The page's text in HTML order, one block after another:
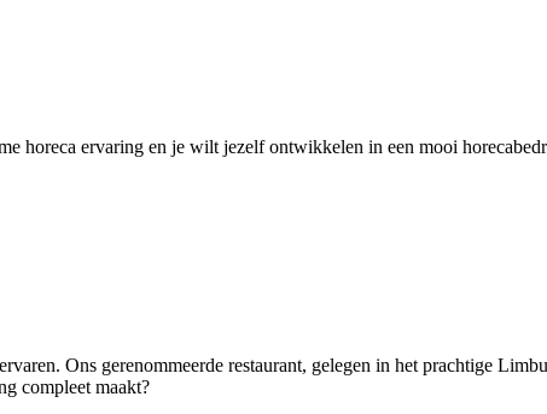
horeca ervaring en je wilt jezelf ontwikkelen in een mooi
Ons gerenommeerde restaurant, gelegen in het prachtige
compleet maakt?